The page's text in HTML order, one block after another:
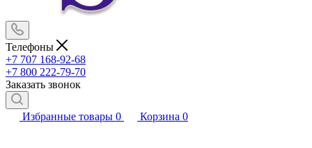
Телефоны
+7 707 168-92-68
+7 800 222-79-70
Заказать звонок
Избранные товары 0 Корзина 0